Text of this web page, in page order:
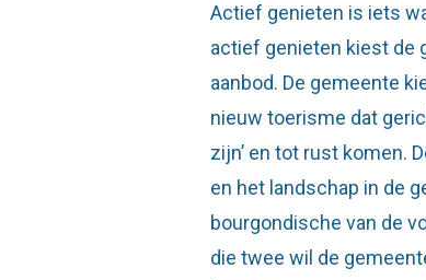
Actief genieten is iets
actief genieten kiest de
aanbod. De gemeente
nieuw toerisme dat
zijn’ en tot rust komen.
en het landschap in de
bourgondische van de
die twee wil de